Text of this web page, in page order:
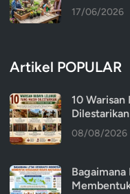
17/06/2026
Artikel POPULAR
10 Warisan
08/08/2026